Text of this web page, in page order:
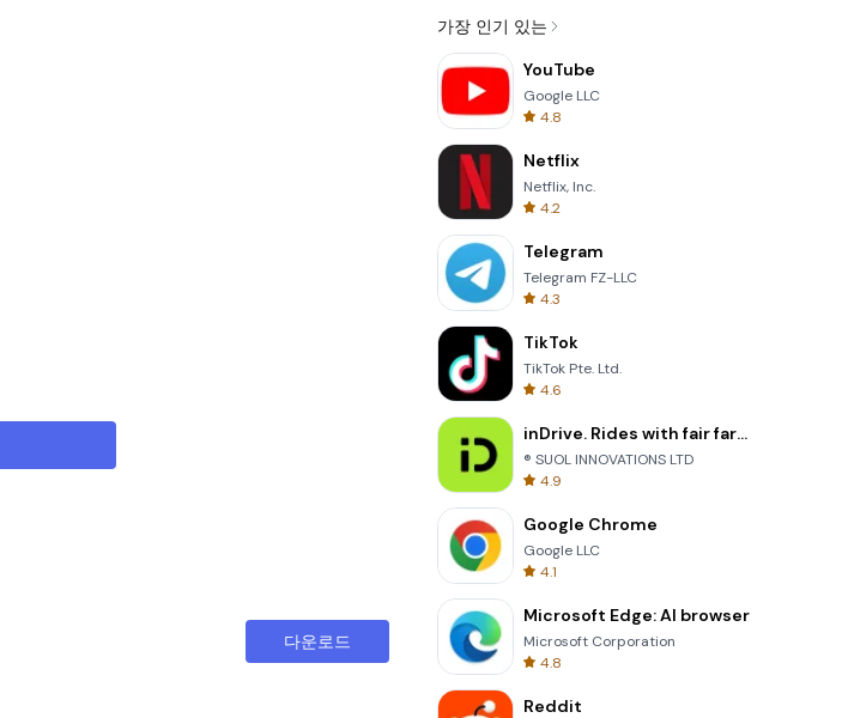
다운로드
가장 인기 있는
YouTube
Google LLC
4.8
Netflix
Netflix, Inc.
4.2
Telegram
Telegram FZ-LLC
4.3
TikTok
TikTok Pte. Ltd.
4.6
inDrive. Rides with fair fares
® SUOL INNOVATIONS LTD
4.9
Google Chrome
Google LLC
4.1
Microsoft Edge: AI browser
Microsoft Corporation
4.8
Reddit